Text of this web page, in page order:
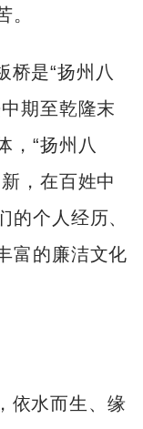
。
桥是“扬州八
期至乾隆末
，“扬州八
，在百姓中
的个人经历、
富的廉洁文化
依水而生、缘